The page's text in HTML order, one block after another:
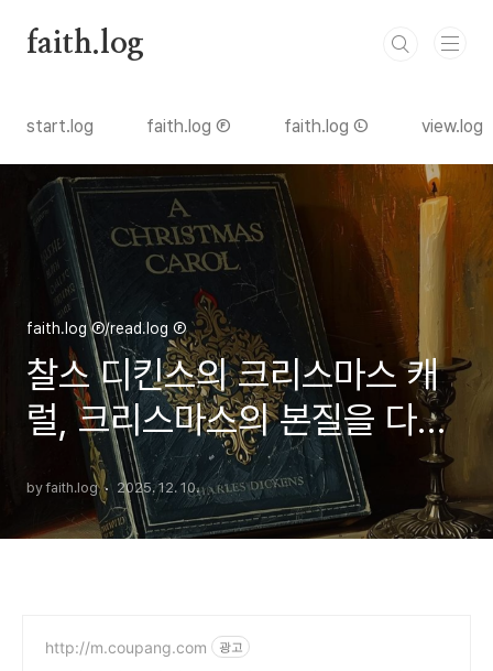
faith.log
start.log faith.log Ⓕ faith.log Ⓛ view.log
faith.log Ⓕ/read.log Ⓕ
찰스 디킨스의 크리스마스 캐
럴, 크리스마스의 본질을 다시
by faith.log 2025. 12. 10.
http://m.coupang.com 광고